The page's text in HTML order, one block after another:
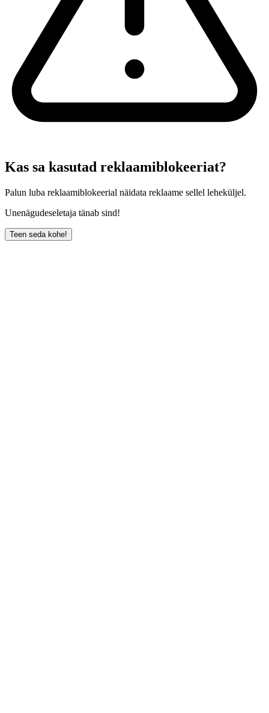
Kas sa kasutad reklaamiblokeeriat?
Palun luba reklaamiblokeerial näidata reklaame sellel leheküljel.
Unenägudeseletaja tänab sind!
Teen seda kohe!